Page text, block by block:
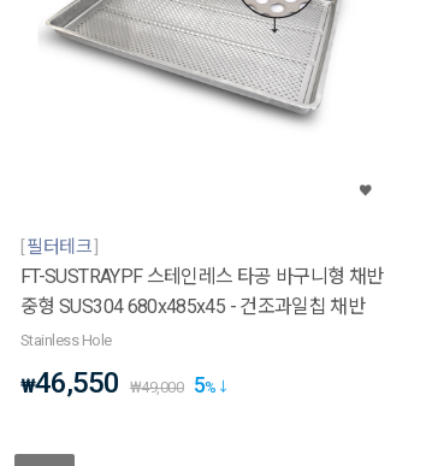
필터테크
FT-SUSTRAYPF 스테인레스 타공 바구니형 채반
중형 SUS304 680x485x45 - 건조과일칩 채반
Stainless Hole
₩46,550 ₩49,000 5%